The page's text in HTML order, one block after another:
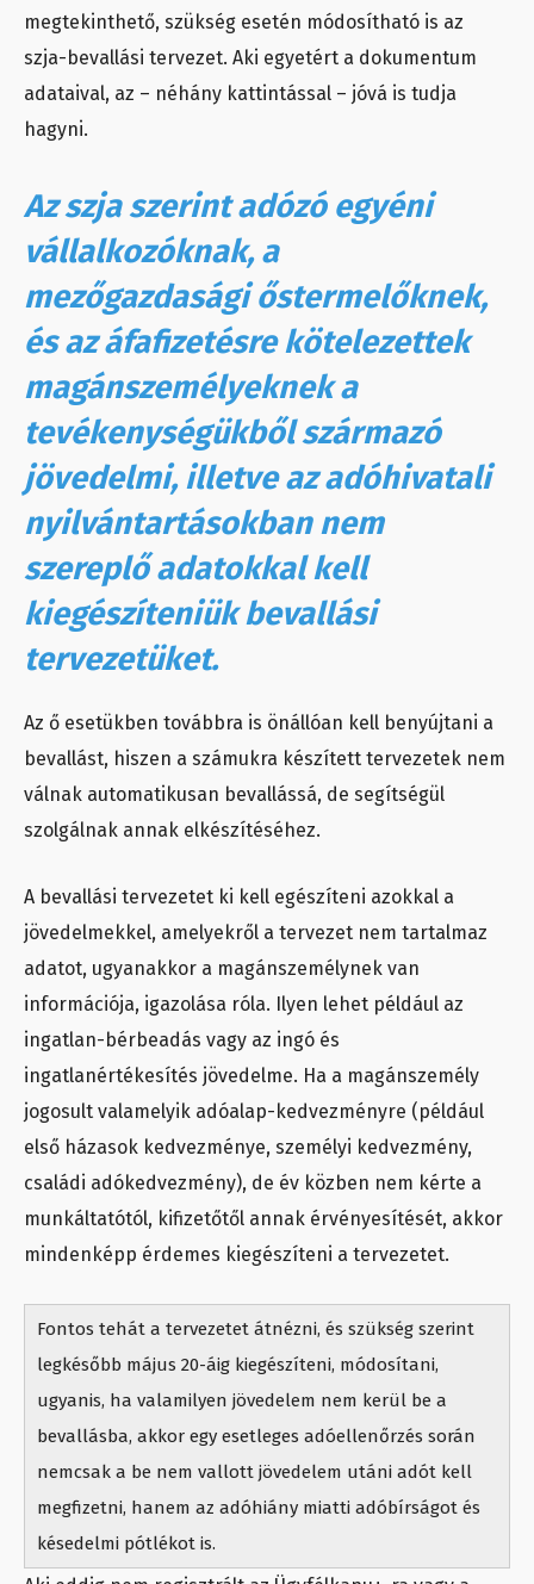
megtekinthető, szükség esetén módosítható is az
szja-bevallási tervezet. Aki egyetért a dokumentum
adataival, az – néhány kattintással – jóvá is tudja
hagyni.
Az szja szerint adózó egyéni
vállalkozóknak, a
mezőgazdasági őstermelőknek,
és az áfafizetésre kötelezettek
magánszemélyeknek a
tevékenységükből származó
jövedelmi, illetve az adóhivatali
nyilvántartásokban nem
szereplő adatokkal kell
kiegészíteniük bevallási
tervezetüket.
Az ő esetükben továbbra is önállóan kell benyújtani a
bevallást, hiszen a számukra készített tervezetek nem
válnak automatikusan bevallássá, de segítségül
szolgálnak annak elkészítéséhez.
A bevallási tervezetet ki kell egészíteni azokkal a
jövedelmekkel, amelyekről a tervezet nem tartalmaz
adatot, ugyanakkor a magánszemélynek van
információja, igazolása róla. Ilyen lehet például az
ingatlan-bérbeadás vagy az ingó és
ingatlanértékesítés jövedelme. Ha a magánszemély
jogosult valamelyik adóalap-kedvezményre (például
első házasok kedvezménye, személyi kedvezmény,
családi adókedvezmény), de év közben nem kérte a
munkáltatótól, kifizetőtől annak érvényesítését, akkor
mindenképp érdemes kiegészíteni a tervezetet.
Fontos tehát a tervezetet átnézni, és szükség szerint
legkésőbb május 20-áig kiegészíteni, módosítani,
ugyanis, ha valamilyen jövedelem nem kerül be a
bevallásba, akkor egy esetleges adóellenőrzés során
nemcsak a be nem vallott jövedelem utáni adót kell
megfizetni, hanem az adóhiány miatti adóbírságot és
késedelmi pótlékot is.